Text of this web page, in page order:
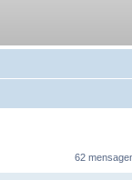
62